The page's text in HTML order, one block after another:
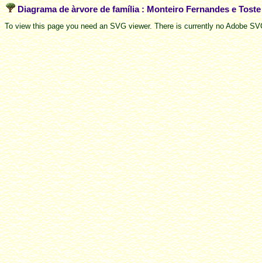
Diagrama de àrvore de família : Monteiro Fernandes e
To view this page you need an SVG viewer. There is currently no Adobe